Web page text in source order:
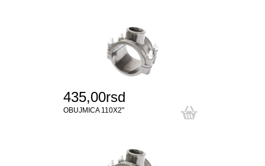
435,00rsd
OBUJMICA 110X2"